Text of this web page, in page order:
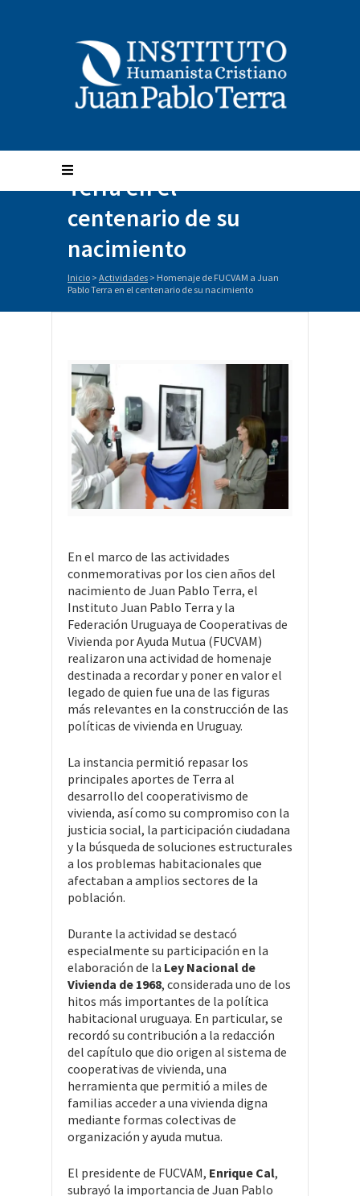
FUCVAM a Juan Pablo
Terra en el
centenario de su
nacimiento
Inicio > Actividades > Homenaje de FUCVAM a Juan
Pablo Terra en el centenario de su nacimiento
En el marco de las actividades
conmemorativas por los cien años del
nacimiento de Juan Pablo Terra, el
Instituto Juan Pablo Terra y la
Federación Uruguaya de Cooperativas de
Vivienda por Ayuda Mutua (FUCVAM)
realizaron una actividad de homenaje
destinada a recordar y poner en valor el
legado de quien fue una de las figuras
más relevantes en la construcción de las
políticas de vivienda en Uruguay.
La instancia permitió repasar los
principales aportes de Terra al
desarrollo del cooperativismo de
vivienda, así como su compromiso con la
justicia social, la participación ciudadana
y la búsqueda de soluciones estructurales
a los problemas habitacionales que
afectaban a amplios sectores de la
población.
Durante la actividad se destacó
especialmente su participación en la
elaboración de la Ley Nacional de
Vivienda de 1968, considerada uno de los
hitos más importantes de la política
habitacional uruguaya. En particular, se
recordó su contribución a la redacción
del capítulo que dio origen al sistema de
cooperativas de vivienda, una
herramienta que permitió a miles de
familias acceder a una vivienda digna
mediante formas colectivas de
organización y ayuda mutua.
El presidente de FUCVAM, Enrique Cal,
subrayó la importancia de Juan Pablo